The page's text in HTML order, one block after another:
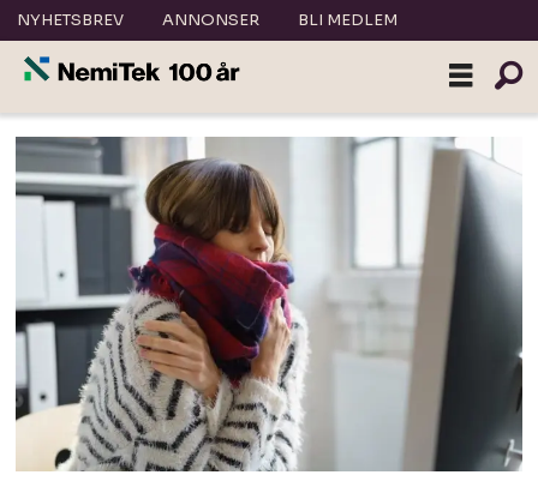
NYHETSBREV ANNONSER BLI MEDLEM
Tag:
temperatur